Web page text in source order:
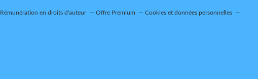
Rémunération en droits d'auteur Offre Premium Cookies et données personnelles